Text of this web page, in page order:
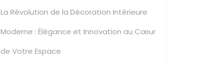
La Révolution de la Décoration Intérieure
Moderne : Élégance et Innovation au Cœur
de Votre Espace